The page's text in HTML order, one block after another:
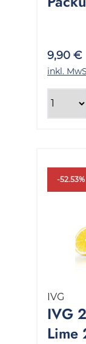
9,90 €
inkl.
-52.53%
IVG
IVG
Lime